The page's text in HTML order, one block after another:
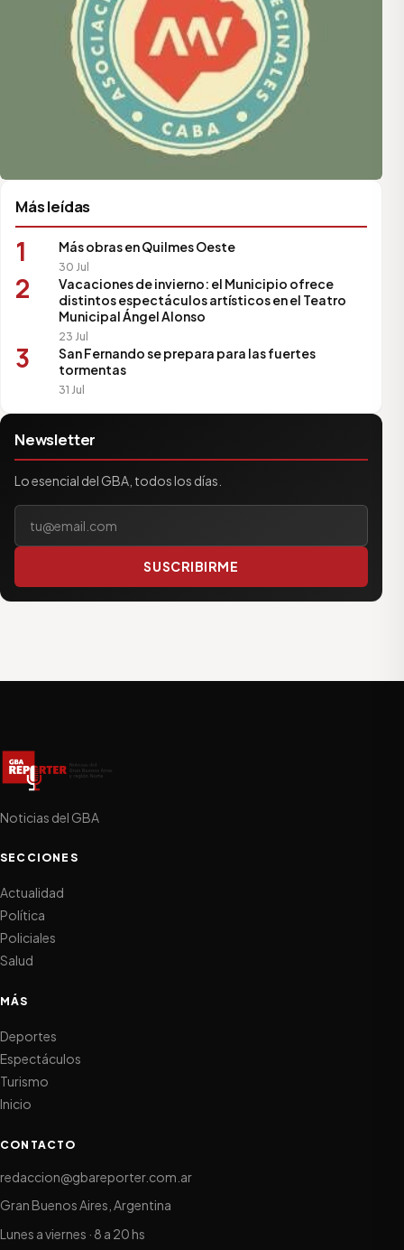
Más leídas
1 Más obras en Quilmes Oeste
30 Jul
2
Vacaciones de invierno: el Municipio ofrece
distintos espectáculos artísticos en el Teatro
Municipal Ángel Alonso
23 Jul
3
San Fernando se prepara para las fuertes
tormentas
31 Jul
Newsletter
Lo esencial del GBA, todos los días.
SUSCRIBIRME
Noticias del GBA
SECCIONES
Actualidad
Política
Policiales
Salud
MÁS
Deportes
Espectáculos
Turismo
Inicio
CONTACTO
redaccion@gbareporter.com.ar
Gran Buenos Aires, Argentina
Lunes a viernes · 8 a 20 hs